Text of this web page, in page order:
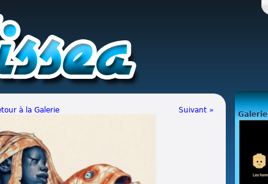
à la Galerie Suivant » Galerie